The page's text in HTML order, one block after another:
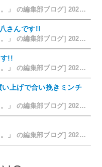
[大阪・南河内の情報紙「らくうぇる。」 の編集部ブログ] 2026/07/28 18:42
さんです!!
[大阪・南河内の情報紙「らくうぇる。」 の編集部ブログ] 2026/07/26 14:12
!!
[大阪・南河内の情報紙「らくうぇる。」 の編集部ブログ] 2026/07/25 15:35
上げで合い挽きミンチ
[大阪・南河内の情報紙「らくうぇる。」 の編集部ブログ] 2026/07/24 15:31
[大阪・南河内の情報紙「らくうぇる。」 の編集部ブログ] 2026/07/23 19:32